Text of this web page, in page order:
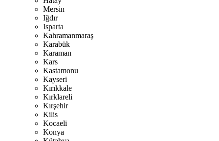
Mersin
Iğdır
Isparta
Kahramanmaraş
Karabük
Karaman
Kars
Kastamonu
Kayseri
Kırıkkale
Kırklareli
Kırşehir
Kilis
Kocaeli
Konya